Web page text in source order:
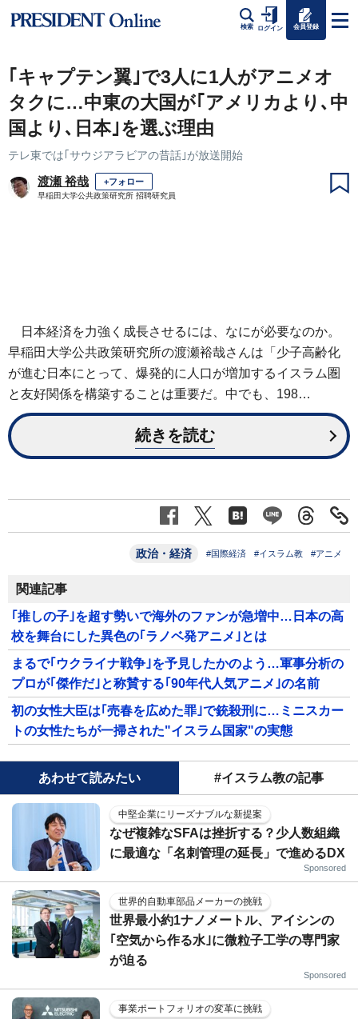
検索 ログイン 会員登録
｢キャプテン翼｣で3人に1人がアニメオ
タクに…中東の大国が｢アメリカより､中
国より､日本｣を選ぶ理由
テレ東では｢サウジアラビアの昔話｣が放送開始
渡瀬 裕哉 +フォロー
早稲田大学公共政策研究所 招聘研究員
日本経済を力強く成長させるには、なにが必要なのか。
早稲田大学公共政策研究所の渡瀬裕哉さんは「少子高齢化
が進む日本にとって、爆発的に人口が増加するイスラム圏
と友好関係を構築することは重要だ。中でも、198…
続きを読む
政治・経済 #国際経済 #イスラム教 #アニメ
関連記事
｢推しの子｣を超す勢いで海外のファンが急増中…日本の高
校を舞台にした異色の｢ラノベ発アニメ｣とは
まるで｢ウクライナ戦争｣を予見したかのよう…軍事分析の
プロが｢傑作だ｣と称賛する｢90年代人気アニメ｣の名前
初の女性大臣は｢売春を広めた罪｣で銃殺刑に…ミニスカー
トの女性たちが一掃された"イスラム国家"の実態
あわせて読みたい #イスラム教の記事
中堅企業にリーズナブルな新提案
なぜ複雑なSFAは挫折する？少人数組織
に最適な「名刺管理の延長」で進めるDX
Sponsored
世界的自動車部品メーカーの挑戦
世界最小約1ナノメートル、アイシンの
｢空気から作る水｣に微粒子工学の専門家
が迫る
Sponsored
事業ポートフォリオの変革に挑戦